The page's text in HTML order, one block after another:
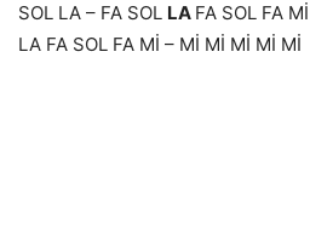
SOL LA – FA SOL LA FA SOL FA
LA FA SOL FA Mİ – Mİ Mİ Mİ Mİ Mİ